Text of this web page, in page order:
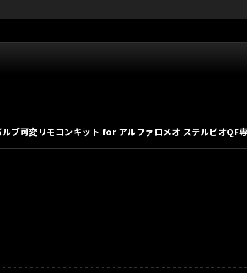
ブ可変リモコンキット for アルファロメオ ステルビオ